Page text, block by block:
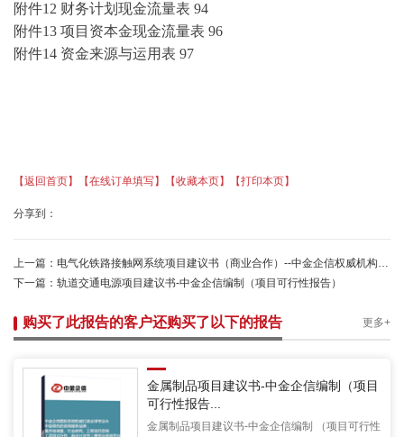
附件12 财务计划现金流量表 94
附件13 项目资本金现金流量表 96
附件14 资金来源与运用表 97
【返回首页】 【在线订单填写】 【收藏本页】 【打印本页】
分享到：
上一篇： 电气化铁路接触网系统项目建议书（商业合作）--中金企信权威机构编制
下一篇： 轨道交通电源项目建议书-中金企信编制（项目可行性报告）
购买了此报告的客户还购买了以下的报告 更多+
金属制品项目建议书-中金企信编制（项目
可行性报告...
金属制品项目建议书-中金企信编制 （项目可行性